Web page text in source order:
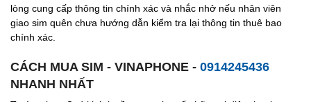
lòng cung cấp thông tin chính xác và nhắc nhở nếu nhân viên
giao sim quên chưa hướng dẫn kiểm tra lại thông tin thuê bao
chính xác.
CÁCH MUA SIM - VINAPHONE - 0914245436
NHANH NHẤT